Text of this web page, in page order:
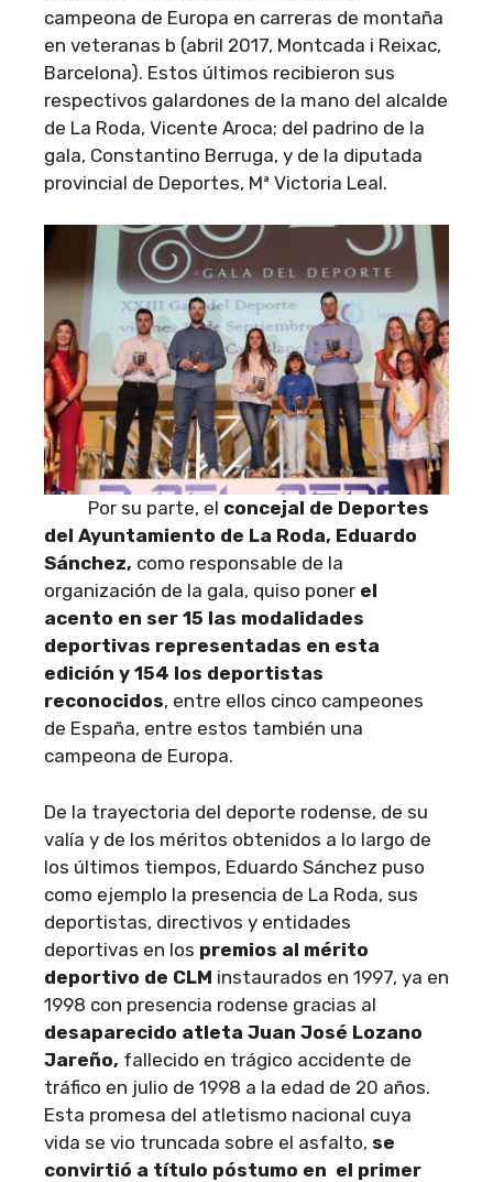
campeona de Europa en carreras de montaña
en veteranas b (abril 2017, Montcada i Reixac,
Barcelona). Estos últimos recibieron sus
respectivos galardones de la mano del alcalde
de La Roda, Vicente Aroca; del padrino de la
gala, Constantino Berruga, y de la diputada
provincial de Deportes, Mª Victoria Leal.
Por su parte, el concejal de Deportes
del Ayuntamiento de La Roda, Eduardo
Sánchez, como responsable de la
organización de la gala, quiso poner el
acento en ser 15 las modalidades
deportivas representadas en esta
edición y 154 los deportistas
reconocidos, entre ellos cinco campeones
de España, entre estos también una
campeona de Europa.
De la trayectoria del deporte rodense, de su
valía y de los méritos obtenidos a lo largo de
los últimos tiempos, Eduardo Sánchez puso
como ejemplo la presencia de La Roda, sus
deportistas, directivos y entidades
deportivas en los premios al mérito
deportivo de CLM instaurados en 1997, ya en
1998 con presencia rodense gracias al
desaparecido atleta Juan José Lozano
Jareño, fallecido en trágico accidente de
tráfico en julio de 1998 a la edad de 20 años.
Esta promesa del atletismo nacional cuya
vida se vio truncada sobre el asfalto, se
convirtió a título póstumo en el primer